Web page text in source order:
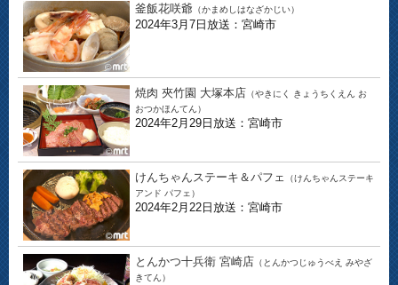
釜飯花咲爺 （かまめしはなざかじい）
2024年3月7日放送：宮崎市
焼肉 夾竹園 大塚本店 （やきにく きょうちくえん お
おつかほんてん）
2024年2月29日放送：宮崎市
けんちゃんステーキ＆パフェ
（けんちゃんステーキ
アンド パフェ）
2024年2月22日放送：宮崎市
とんかつ十兵衛 宮崎店 （とんかつじゅうべえ みやざ
きてん）